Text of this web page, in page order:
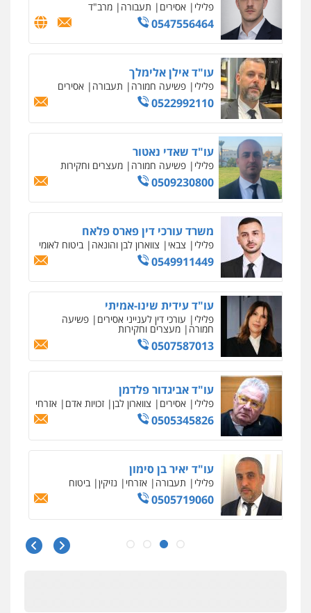
פלילי אסירים תעבורה מרב"ד
0547556464
עו"ד אילן אלימלך
פלילי פשיעה חמורה תעבורה אסירים
0522992110
עו"ד שאדי נאטור
פלילי פשיעה חמורה מעצרים וחקירות
0509230800
משרד עורכי דין פארס פלאח
פלילי צבאי צווארון לבן והונאה ביטוח לאומי
0549911449
עו"ד עידית שינו-אמיתי
פלילי עורכי דין לענייני אסירים פשיעה
חמורה מעצרים וחקירות
0507587013
עו"ד אביגדור פלדמן
פלילי אסירים צווארון לבן זכויות אדם אזרחי
0505345826
עו"ד יאיר בן סימון
פלילי תעבורה אזרחי נזיקין ביטוח
0505719060
עו"ד נס בן נתן